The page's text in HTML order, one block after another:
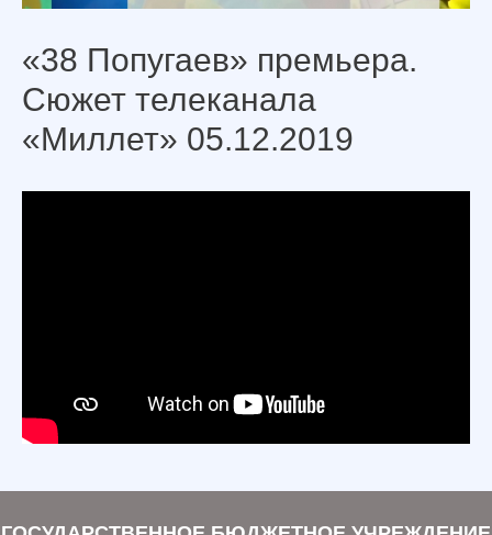
«38 Попугаев» премьера.
Сюжет телеканала
«Миллет» 05.12.2019